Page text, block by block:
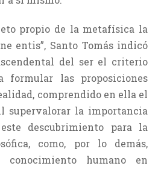
propio de la metafísica la
entis”, Santo Tomás indicó
del ser el criterio
formular las proposiciones
comprendido en ella el
supervalorar la importancia
descubrimiento para la
como, por lo demás,
humano en